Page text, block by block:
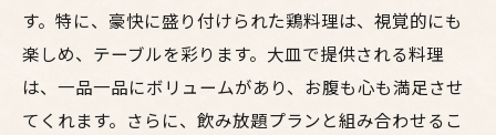
す。特に、豪快に盛り付けられた鶏料理は、視覚的にも
楽しめ、テーブルを彩ります。大皿で提供される料理
は、一品一品にボリュームがあり、お腹も心も満足させ
てくれます。さらに、飲み放題プランと組み合わせるこ